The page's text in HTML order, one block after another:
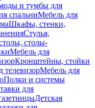
и тумбы для
спальниМебель для
Шкафы, стенки,
Стулья,
столы-
Мебель для
Кронштейны, стойки
Мебель для
Полки и системы
для
Детская